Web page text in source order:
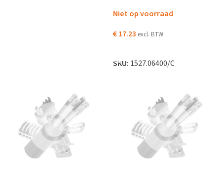
Niet op voorraad
€17.23 excl. BTW
SKU: 1527.06400/C